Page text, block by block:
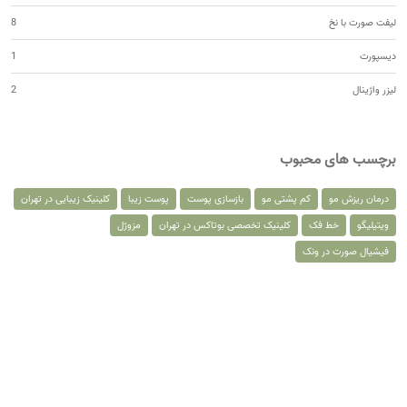
لیفت صورت با نخ 8
دیسپورت 1
لیزر واژینال 2
برچسب های محبوب
درمان ریزش مو کم پشتی مو بازسازی پوست پوست زیبا
کلینیک زیبایی در تهران
ویتیلیگو
خط فک کلینیک تخصصی بوتاکس در تهران
مزوژل
فیشیال صورت در ونک